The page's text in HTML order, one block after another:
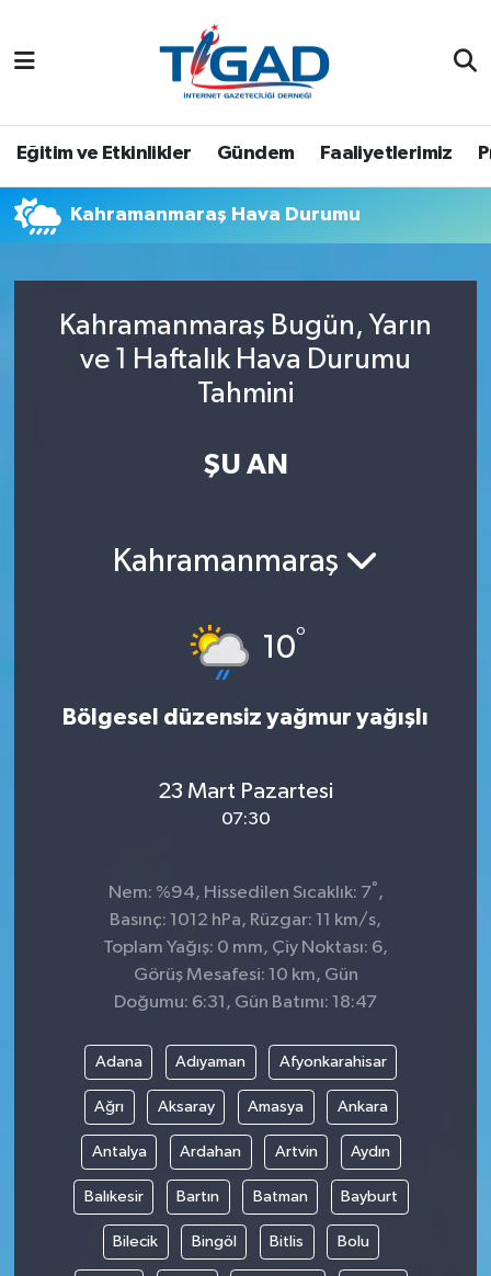
Eğitim ve Etkinlikler Gündem Faaliyetlerimiz
Kahramanmaraş Hava Durumu
Kahramanmaraş Bugün, Yarın
ve 1 Haftalık Hava Durumu
Tahmini
ŞU AN
Kahramanmaraş
10°
Bölgesel düzensiz yağmur yağışlı
23 Mart Pazartesi
07:30
Nem: %94, Hissedilen Sıcaklık: 7° ,
Basınç: 1012 hPa, Rüzgar: 11 km/s,
Toplam Yağış: 0 mm, Çiy Noktası: 6,
Görüş Mesafesi: 10 km, Gün
Doğumu: 6:31, Gün Batımı: 18:47
Adana Adıyaman Afyonkarahisar
Ağrı Aksaray Amasya Ankara
Antalya Ardahan Artvin Aydın
Balıkesir Bartın Batman Bayburt
Bilecik Bingöl Bitlis Bolu
Nöbetçi Eczaneler
Tüm Manşetler